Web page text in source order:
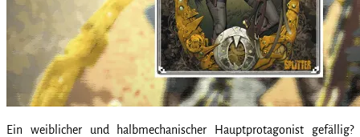
Ein weiblicher und halbmechanischer Hauptprotagonist gefällig?